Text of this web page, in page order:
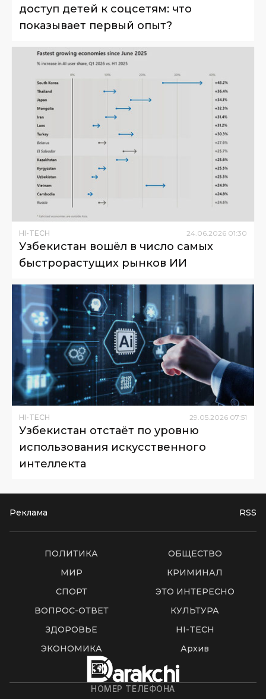
доступ детей к соцсетям: что
показывает первый опыт?
HI-TECH 24 06 2026 01:30
Узбекистан вошёл в число самых
быстрорастущих рынков ИИ
HI-TECH 29 05 2026 07:51
Узбекистан отстаёт по уровню
использования искусственного
интеллекта
Реклама RSS
ПОЛИТИКА
ОБЩЕСТВО
МИР
КРИМИНАЛ
СПОРТ
ЭТО ИНТЕРЕСНО
ВОПРОС-ОТВЕТ
КУЛЬТУРА
ЗДОРОВЬЕ
HI-TECH
ЭКОНОМИКА
Архив
НОМЕР ТЕЛЕФОНА